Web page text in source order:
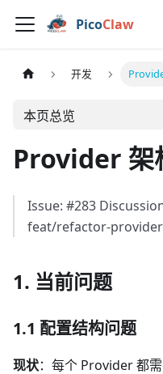
PicoClaw
开发
本页总览
Provider 架
Issue: #283
feat/refactor-
1. 当前问题
1.1 配置结构问题
现状：每个 Provider 都